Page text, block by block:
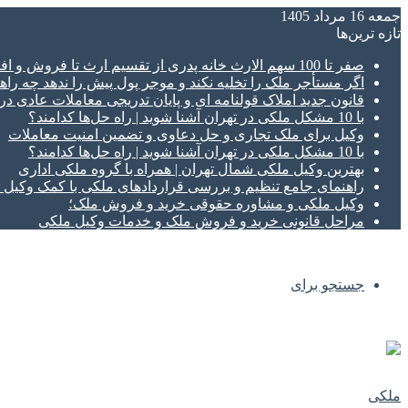
جمعه 16 مرداد 1405
تازه‌ ترین‌ها
صفر تا 100 سهم الارث خانه پدری از تقسیم ارث تا فروش و افراز ملک ورثه ای
اگر مستأجر ملک را تخلیه نکند و موجر پول پیش را ندهد چه
قانون جدید املاک قولنامه ای و پایان تدریجی معاملات عادی
با 10 مشکل ملکی در تهران آشنا شوید | راه حل‌ها کدامند؟
وکیل برای ملک تجاری و حل دعاوی و تضمین امنیت معاملات
با 10 مشکل ملکی در تهران آشنا شوید | راه حل‌ها کدامند؟
بهترین وکیل ملکی شمال تهران | همراه با گروه ملکی اداری
راهنمای جامع تنظیم و بررسی قراردادهای ملکی با کمک
وکیل ملکی و مشاوره حقوقی خرید و فروش ملک؛
مراحل قانونی خرید و فروش ملک و خدمات وکیل ملکی
جستجو برای